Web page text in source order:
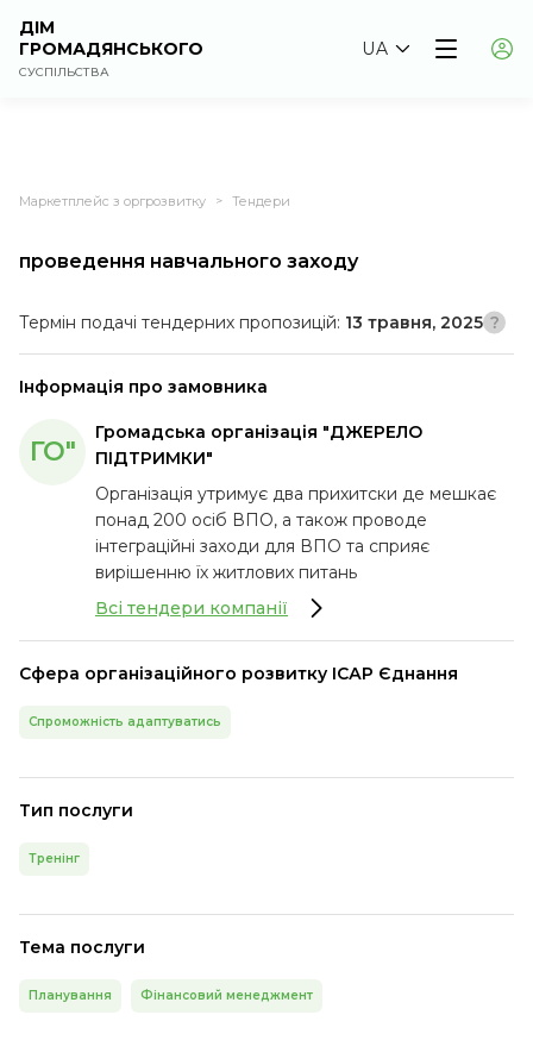
ДІМ
ГРОМАДЯНСЬКОГО
СУСПІЛЬСТВА
UA
Маркетплейс з оргрозвитку > Тендери
проведення навчального заходу
Термін подачі тендерних пропозицій: 13 травня, 2025
Інформація про замовника
ГО"
Громадська організація "ДЖЕРЕЛО
ПІДТРИМКИ"
Організація утримує два прихитски де мешкає
понад 200 осіб ВПО, а також проводе
інтеграційні заходи для ВПО та сприяє
вирішенню їх житлових питань
Всі тендери компанії
Сфера організаційного розвитку ІСАР Єднання
Спроможність адаптуватись
Тип послуги
Тренінг
Тема послуги
Планування Фінансовий менеджмент